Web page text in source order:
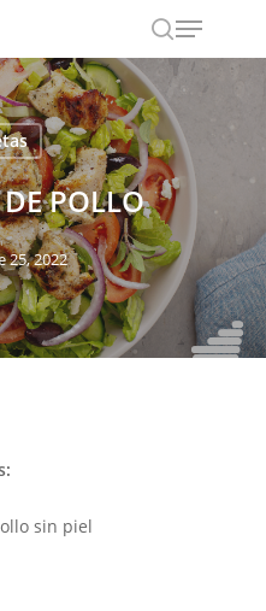
search
Menu
POLLO
25, 2022
sin piel